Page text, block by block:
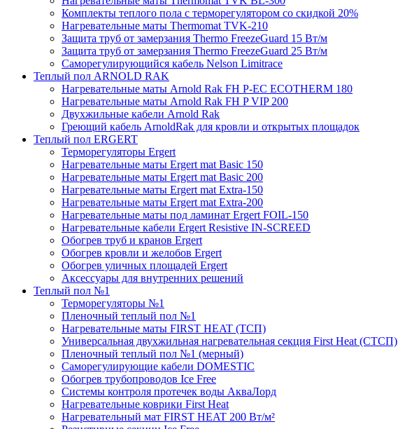
Комплекты теплого пола с терморегулятором со скидкой 20%
Нагревательные маты Thermomat TVK-210
Защита труб от замерзания Thermo FreezeGuard 15 Вт/м
Защита труб от замерзания Thermo FreezeGuard 25 Вт/м
Саморегулирующийся кабель Nelson Limitrace
Теплый пол ARNOLD RAK
Нагревательные маты Arnold Rak FH P-EC ECOTHERM 180
Нагревательные маты Arnold Rak FH P VIP 200
Двухжильные кабели Arnold Rak
Греющий кабель ArnoldRak для кровли и открытых площадок
Теплый пол ERGERT
Терморегуляторы Ergert
Нагревательные маты Ergert mat Basic 150
Нагревательные маты Ergert mat Basic 200
Нагревательные маты Ergert mat Extra-150
Нагревательные маты Ergert mat Extra-200
Нагревательные маты под ламинат Ergert FOIL-150
Нагревательные кабели Ergert Resistive IN-SCREED
Обогрев труб и кранов Ergert
Обогрев кровли и желобов Ergert
Обогрев уличных площадей Ergert
Аксессуары для внутренних решений
Теплый пол №1
Терморегуляторы №1
Пленочный теплый пол №1
Нагревательные маты FIRST HEAT (ТСП)
Универсальная двухжильная нагревательная секция First Heat (СТСП)
Пленочный теплый пол №1 (мерный)
Саморегулирующие кабели DOMESTIC
Обогрев трубопроводов Ice Free
Системы контроля протечек воды АкваЛорд
Нагревательные коврики First Heat
Нагревательный мат FIRST HEAT 200 Вт/м²